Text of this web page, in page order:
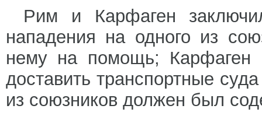
Рим и Карфаген
нападения на одного из
нему на помощь; Карфаген
доставить транспортные
из союзников должен был